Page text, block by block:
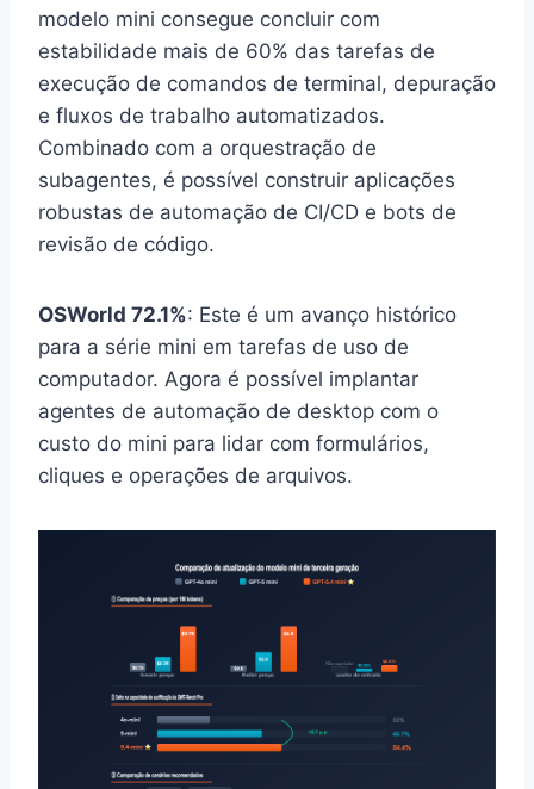
modelo mini consegue concluir com
estabilidade mais de 60% das tarefas de
execução de comandos de terminal, depuração
e fluxos de trabalho automatizados.
Combinado com a orquestração de
subagentes, é possível construir aplicações
robustas de automação de CI/CD e bots de
revisão de código.
OSWorld 72.1%: Este é um avanço histórico
para a série mini em tarefas de uso de
computador. Agora é possível implantar
agentes de automação de desktop com o
custo do mini para lidar com formulários,
cliques e operações de arquivos.